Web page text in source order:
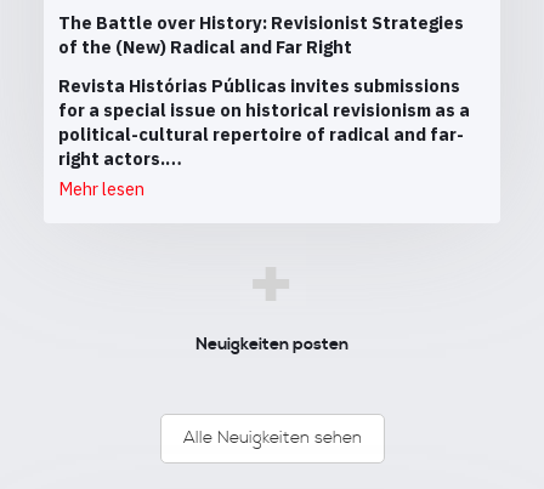
The Battle over History: Revisionist Strategies
of the (New) Radical and Far Right
Revista Histórias Públicas invites submissions
for a special issue on historical revisionism as a
political-cultural repertoire of radical and far-
right actors.…
Mehr lesen
+
Neuigkeiten posten
Alle Neuigkeiten sehen